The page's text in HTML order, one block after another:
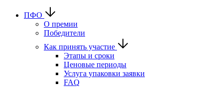
ПФО
О премии
Победители
Как принять участие
Этапы и сроки
Ценовые периоды
Услуга упаковки заявки
FAQ